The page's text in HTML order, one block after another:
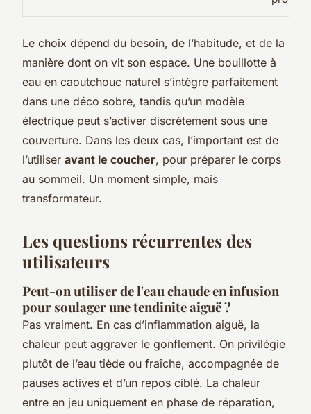
Le choix dépend du besoin, de l’habitude, et de la
manière dont on vit son espace. Une bouillotte à
eau en caoutchouc naturel s’intègre parfaitement
dans une déco sobre, tandis qu’un modèle
électrique peut s’activer discrètement sous une
couverture. Dans les deux cas, l’important est de
l’utiliser avant le coucher, pour préparer le corps
au sommeil. Un moment simple, mais
transformateur.
Les questions récurrentes des
utilisateurs
Peut-on utiliser de l'eau chaude en infusion
pour soulager une tendinite aiguë ?
Pas vraiment. En cas d’inflammation aiguë, la
chaleur peut aggraver le gonflement. On privilégie
plutôt de l’eau tiède ou fraîche, accompagnée de
pauses actives et d’un repos ciblé. La chaleur
entre en jeu uniquement en phase de réparation,